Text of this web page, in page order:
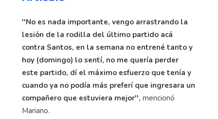
''No es nada importante, vengo arrastrando la
lesión de la rodilla del último partido acá
contra Santos, en la semana no entrené tanto y
hoy (domingo) lo sentí, no me quería perder
este partido, dí el máximo esfuerzo que tenía y
cuando ya no podía más preferí que ingresara un
compañero que estuviera mejor'', mencionó
Mariano.